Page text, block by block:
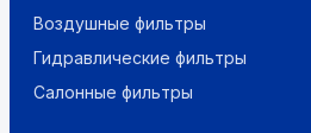
Воздушные фильтры
Гидравлические фильтры
Салонные фильтры